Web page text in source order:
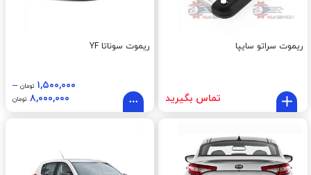
ریموت سراتو سایپا
تماس بگیرید
ریموت سوناتا YF
۱,۵۰۰,۰۰۰ تومان –
۸,۰۰۰,۰۰۰ تومان